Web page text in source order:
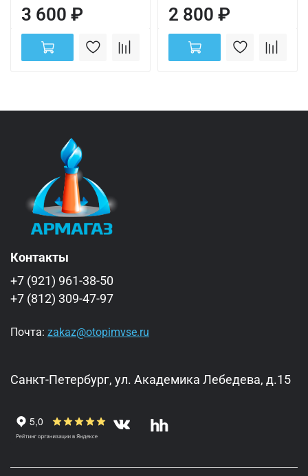
3 600 ₽ 2 800 ₽
Контакты
+7 (921) 961-38-50
+7 (812) 309-47-97
Почта: zakaz@otopimvse.ru
Санкт-Петербург, ул. Академика Лебедева, д.15